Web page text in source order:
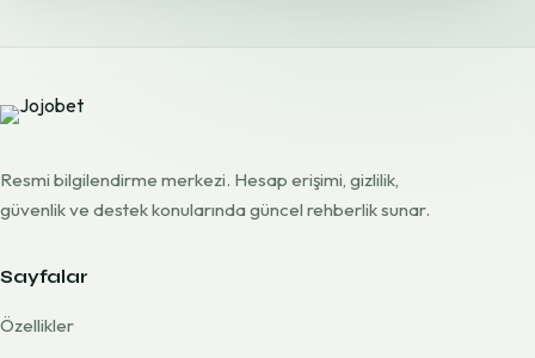
Resmi bilgilendirme merkezi. Hesap erişimi, gizlilik,
güvenlik ve destek konularında güncel rehberlik sunar.
Sayfalar
Özellikler